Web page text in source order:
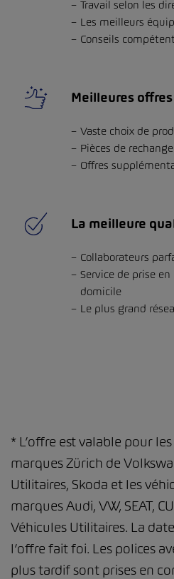
Travail selon les
Les meilleurs
Conseils
Meilleures offres
Vaste choix de
Pièces de
Offres
La meilleure
Collaborateurs
Service de prise
domicile
Le plus grand
* L’offre est valable pour
marques Zürich de
Utilitaires, Skoda et les
marques Audi, VW, SEAT,
Véhicules Utilitaires. La
l’offre fait foi. Les polices
plus tardif sont prises en